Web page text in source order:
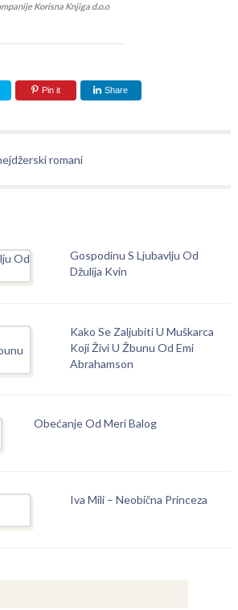
Korisna Knjiga d.o.o
Pin it Share
romani
Gospodinu S Ljubavlju Od
Džulija Kvin
Kako Se Zaljubiti U Muškarca
Koji Živi U Žbunu Od Emi
Abrahamson
Obećanje Od Meri Balog
Iva Mili – Neobična Princeza